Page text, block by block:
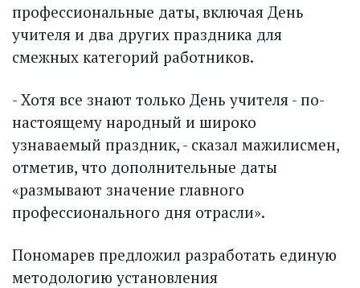
профессиональные даты, включая День
учителя и два других праздника для
смежных категорий работников.
- Хотя все знают только День учителя - по-
настоящему народный и широко
узнаваемый праздник, - сказал мажилисмен,
отметив, что дополнительные даты
«размывают значение главного
профессионального дня отрасли».
Пономарев предложил разработать единую
методологию установления